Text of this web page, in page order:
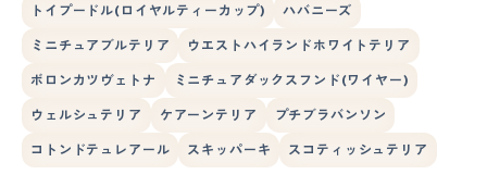
トイプードル(ロイヤルティーカップ) ハバニーズ
ミニチュアブルテリア ウエストハイランドホワイトテリア
ボロンカツヴェトナ ミニチュアダックスフンド(ワイヤー)
ウェルシュテリア ケアーンテリア プチブラバンソン
コトンドテュレアール スキッパーキ スコティッシュテリア